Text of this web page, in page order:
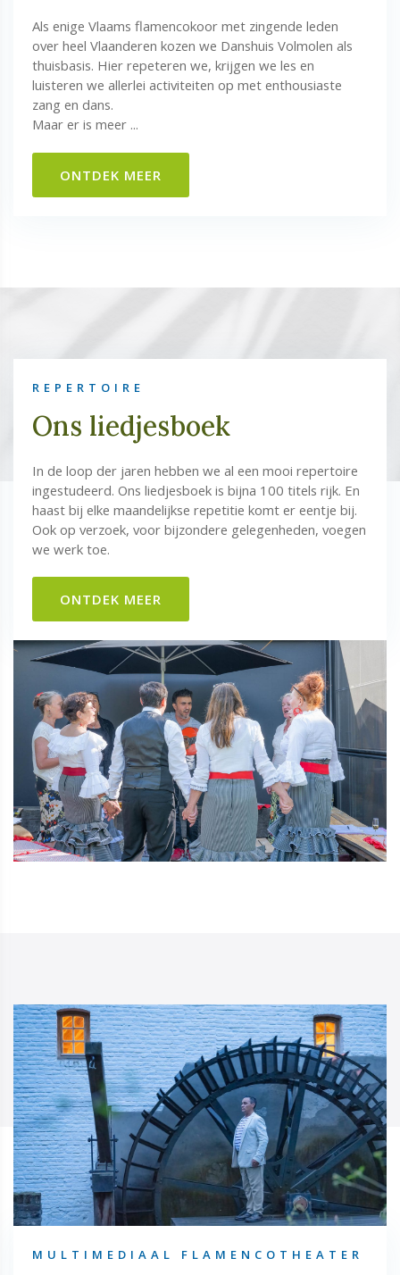
Als enige Vlaams flamencokoor met zingende leden
over heel Vlaanderen kozen we Danshuis Volmolen als
thuisbasis. Hier repeteren we, krijgen we les en
luisteren we allerlei activiteiten op met enthousiaste
zang en dans.
Maar er is meer ...
ONTDEK MEER
REPERTOIRE
Ons liedjesboek
In de loop der jaren hebben we al een mooi repertoire
ingestudeerd. Ons liedjesboek is bijna 100 titels rijk. En
haast bij elke maandelijkse repetitie komt er eentje bij.
Ook op verzoek, voor bijzondere gelegenheden, voegen
we werk toe.
ONTDEK MEER
MULTIMEDIAAL FLAMENCOTHEATER